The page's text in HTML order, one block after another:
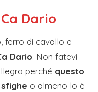
Dario
ferro di cavallo e
Dario. Non fatevi
perché questo
o almeno lo è